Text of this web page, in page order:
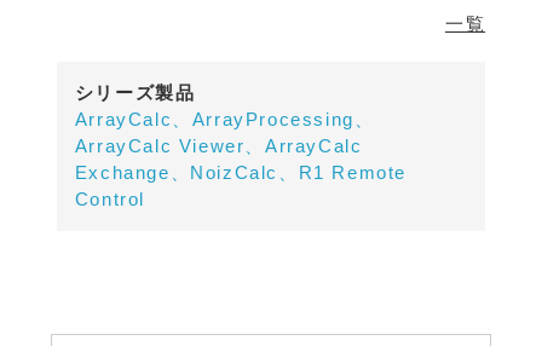
一覧
シリーズ製品
ArrayCalc、ArrayProcessing、
ArrayCalc Viewer、ArrayCalc
Exchange、NoizCalc、R1 Remote
Control